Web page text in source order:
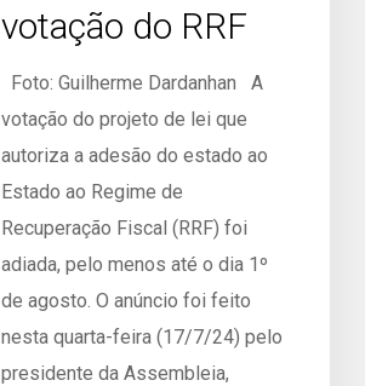
votação do RRF
Foto: Guilherme Dardanhan A
votação do projeto de lei que
autoriza a adesão do estado ao
Estado ao Regime de
Recuperação Fiscal (RRF) foi
adiada, pelo menos até o dia 1º
de agosto. O anúncio foi feito
nesta quarta-feira (17/7/24) pelo
presidente da Assembleia,